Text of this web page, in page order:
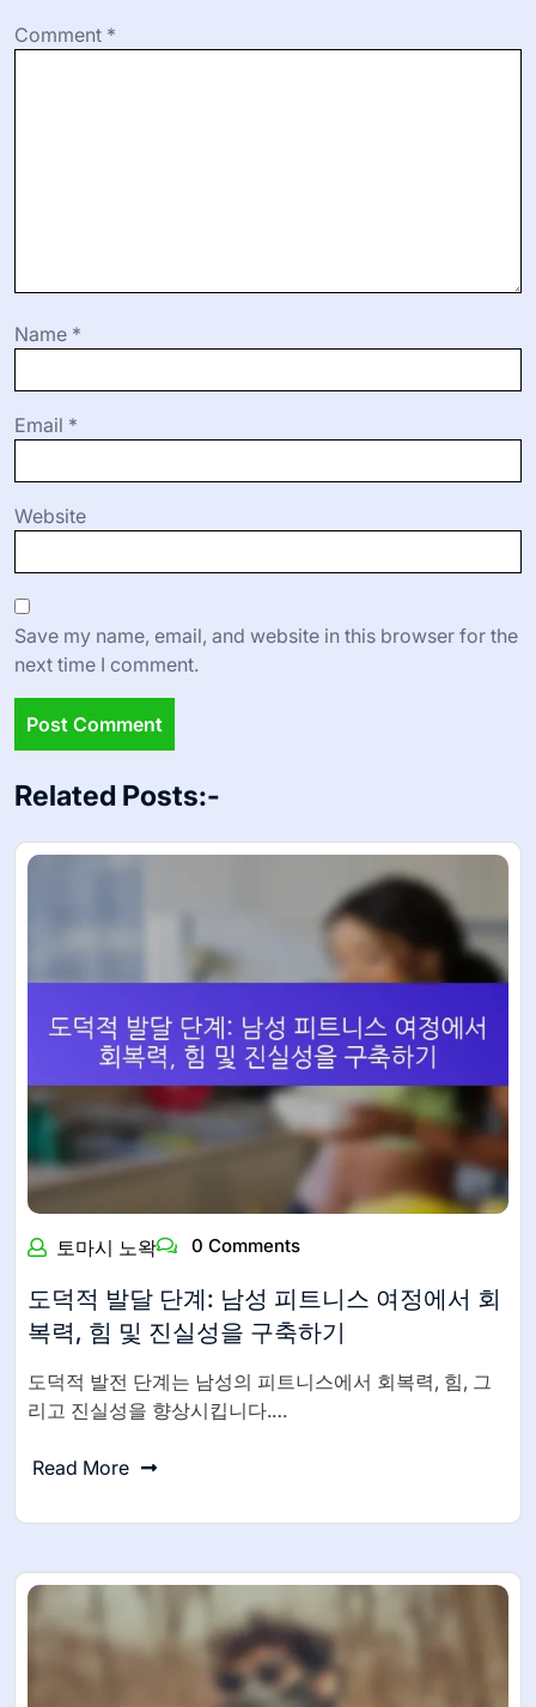
Comment *
Name *
Email *
Website
Save my name, email, and website in this browser for the
next time I comment.
Related Posts:-
토마시 노왁 0 Comments
도덕적 발달 단계: 남성 피트니스 여정에서 회
복력, 힘 및 진실성을 구축하기
도덕적 발전 단계는 남성의 피트니스에서 회복력, 힘, 그
리고 진실성을 향상시킵니다.…
Read More